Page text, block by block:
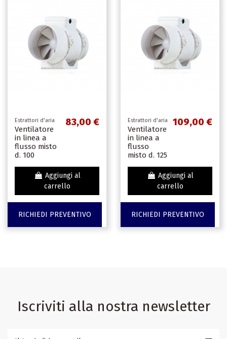
Estrattori d'aria
Ventilatore
in linea a
flusso misto
d. 100
83,00 €
Aggiungi al
carrello
RICHIEDI PREVENTIVO
Estrattori d'aria
Ventilatore
in linea a
flusso
misto d. 125
109,00 €
Aggiungi al
carrello
RICHIEDI PREVENTIVO
Iscriviti alla nostra newsletter